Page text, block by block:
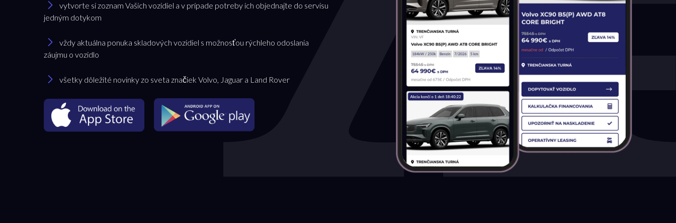
vytvorte si zoznam Vašich vozidiel a v prípade potreby ich objednajte do servisu
jedným dotykom
vždy aktuálna ponuka skladových vozidiel s možnosťou rýchleho odoslania
záujmu o vozidlo
všetky dôležité novinky zo sveta značiek Volvo, Jaguar a Land Rover